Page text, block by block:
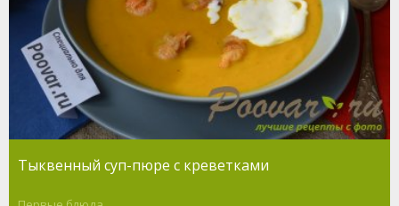
Тыквенный суп-пюре с креветками